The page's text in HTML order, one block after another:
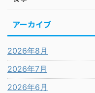
アーカイブ
2026年8月
2026年7月
2026年6月